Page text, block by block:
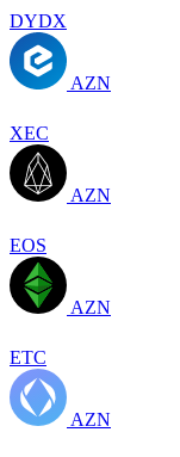
DYDX
AZN
XEC
AZN
EOS
AZN
ETC
AZN